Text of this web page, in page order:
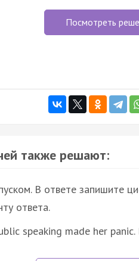
Посмотреть
также решают:
В ответе запишите
ответа.
speaking made her